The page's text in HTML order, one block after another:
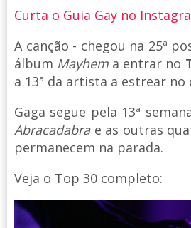
Curta o Guia Gay no
A canção - chegou na 25ª
álbum Mayhem a entrar no
a 13ª da artista a estrear no
Gaga segue pela 13ª
Abracadabrae as outras
permanecem na parada.
Veja o Top 30 completo: